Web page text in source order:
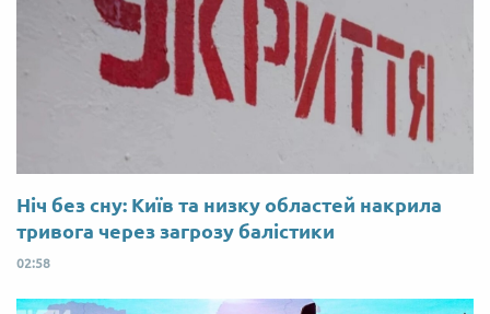
Ніч без сну: Київ та низку областей накрила
тривога через загрозу балістики
02:58